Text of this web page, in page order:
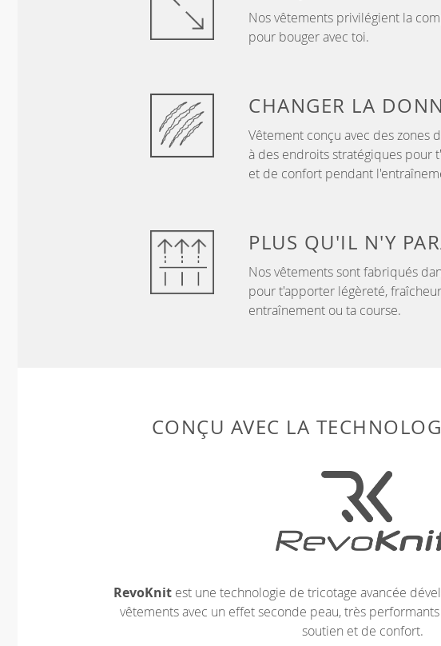
Nos vêtements privilégient la
pour bouger avec toi.
CHANGER LA
Vêtement conçu avec des zones
à des endroits stratégiques pour
et de confort pendant
PLUS QU'IL N'Y
Nos vêtements sont fabriqués
pour t'apporter légèreté,
entraînement ou ta course.
CONÇU AVEC LA
RevoKnitest une technologie de tricotage avancée
vêtements avec un effet seconde peau, très
soutien et de confort.